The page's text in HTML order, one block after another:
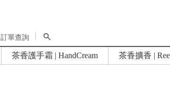
訂單查詢
茶香護手霜 | HandCream 茶香擴香 |